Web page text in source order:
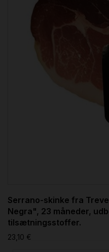
Serrano-skinke fra
Negra", 23 måneder,
tilsætningsstoffer.
23,10 €